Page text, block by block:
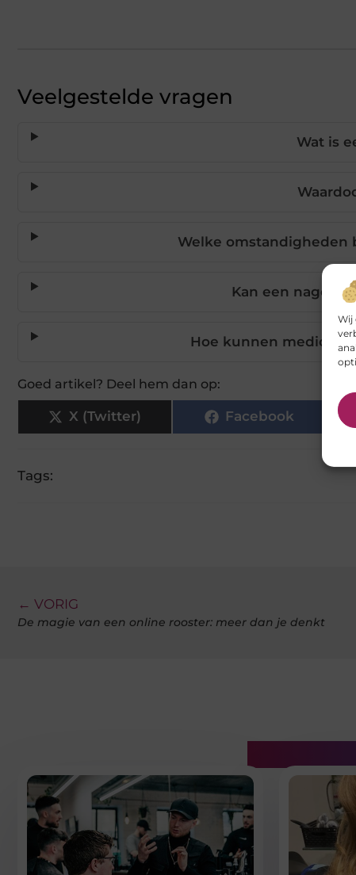
Wij
Veelgestelde vragen
Wat is
Welke omstandigheden
Kan een
Hoe kunnen
Goed artikel? Deel hem dan op:
X (Twitter) Facebook
Tags:
← VORIG
De magie van een online rooster: meer dan je denkt